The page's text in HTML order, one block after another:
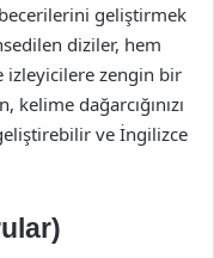
geliştirmek
diziler, hem
izleyicilere zengin bir
dağarcığınızı
ve İngilizce